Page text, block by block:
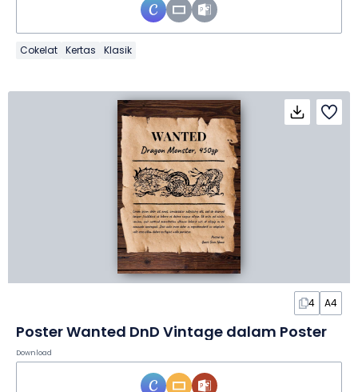
Cokelat Kertas Klasik
4 A4
Poster Wanted DnD Vintage dalam Poster
Download